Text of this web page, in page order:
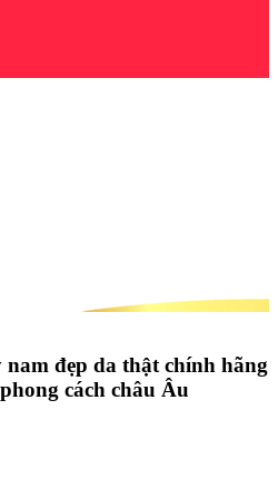
đẹp da thật chính hãng
cách châu Âu